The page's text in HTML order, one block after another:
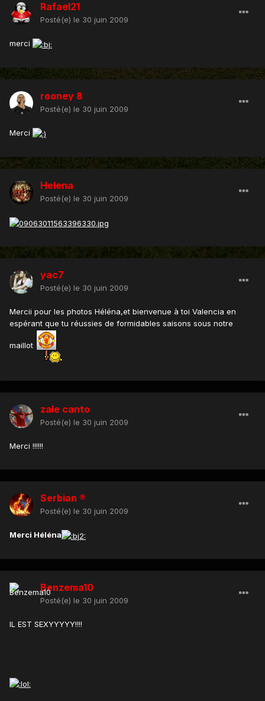
Rafael21
Posté(e) le 30 juin 2009
merci
rooney 8
Posté(e) le 30 juin 2009
Merci
Helena
Posté(e) le 30 juin 2009
yac7
Posté(e) le 30 juin 2009
Mercii pour les photos Héléna,et bienvenue à toi Valencia en
espérant que tu réussies de formidables saisons sous notre
maillot
zale canto
Posté(e) le 30 juin 2009
Merci !!!!!!
Serbian ®
Posté(e) le 30 juin 2009
Merci Héléna
Benzema10
Posté(e) le 30 juin 2009
IL EST SEXYYYYY!!!!